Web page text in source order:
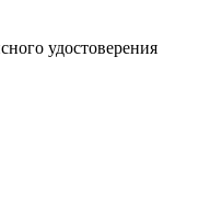
удостоверения